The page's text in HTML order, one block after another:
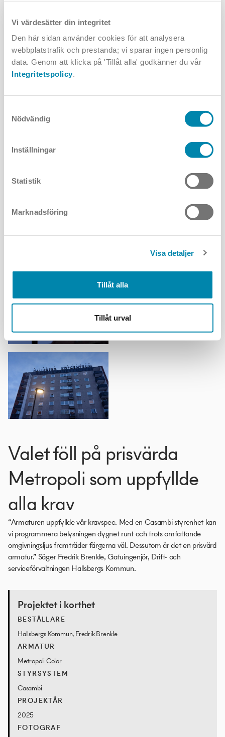
Vi värdesätter din integritet
Den här sidan använder cookies för att analysera
webbplatstrafik och prestanda; vi sparar ingen personlig
data. Genom att klicka på 'Tillåt alla' godkänner du vår
Integritetspolicy.
Nödvändig
Inställningar
Statistik
Marknadsföring
Visa detaljer
Tillåt alla
Tillåt urval
armatur.
Fredrik Brenkle, Gatuingenjör, Drift- och serviceförvaltningen Hallsbergs Kommun.
När funktion, estetik och
samhällsnytta möts
Projektet i Bergsparken visar hur genomtänkt utomhusbelysning
kan skapa en inbjudande plats att vistas och röra sig i. Med
kvalitet med visuell variation och social relevans. Resultatet är ett
gångstråk som inte bara binder samman platser i staden utan också
Valet föll på prisvärda
Metropoli som uppfyllde
alla krav
“Armaturen uppfyllde vår kravspec. Med en Casambi styrenhet kan
vi programmera belysningen dygnet runt och trots omfattande
omgivningsljus framträder färgerna väl. Dessutom är det en prisvärd
armatur.” Säger Fredrik Brenkle, Gatuingenjör, Drift- och
serviceförvaltningen Hallsbergs Kommun.
Projektet i korthet
BESTÄLLARE
Hallsbergs Kommun, Fredrik Brenkle
ARMATUR
Metropoli Color
STYRSYSTEM
Casambi
PROJEKTÅR
2025
FOTOGRAF